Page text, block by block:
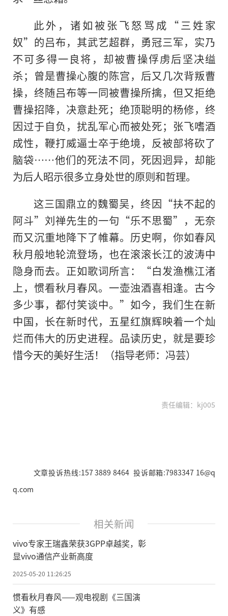
此外，诸如被张飞怒骂成“三姓家
奴”的吕布，其武艺超群，勇冠三军，实乃
不可多得一良将，却被曹操俘虏后坚决缢
杀；曾是曹操心腹的陈宫，后又几次背叛曹
操，终随吕布等一同被曹操所擒，但又拒绝
曹操招降，决意赴死；绝顶聪明的杨修，终
因过于自负，扰乱军心而被处死；张飞嗜酒
成性，鞭打威逼士卒于绝境，反被部将砍了
脑袋……他们的死法不同，死因迥异，却能
为后人昭示很多立身处世的原则和哲理。
这三国鼎立的魏蜀吴，终因“扶不起的
阿斗”刘禅先生的一句“乐不思蜀”，无奈
而又沉重地降下了帷幕。历史啊，你如春风
秋月般地轮流登场，也在滚滚长江的波涛中
隐身而去。正如歌词所言：“白发渔樵江渚
上，惯看秋月春风。一壶浊酒喜相逢。古今
多少事，都付笑谈中。”如今，我们生在新
中国，长在新时代，五星红旗辉映着一个灿
烂而伟大的历史进程。品读历史，就是要珍
惜今天的美好生活！（指导老师：冯芸）
责任编辑：kj005
文章投诉热线:157 3889 8464 投诉邮箱:7983347 16@q
q.com
相关新闻
vivo专家王瑞鑫荣获3GPP卓越奖，彰
显vivo通信产业新高度
2025-05-20 11:26:25
惯看秋月春风——观电视剧《三国演
义》有感